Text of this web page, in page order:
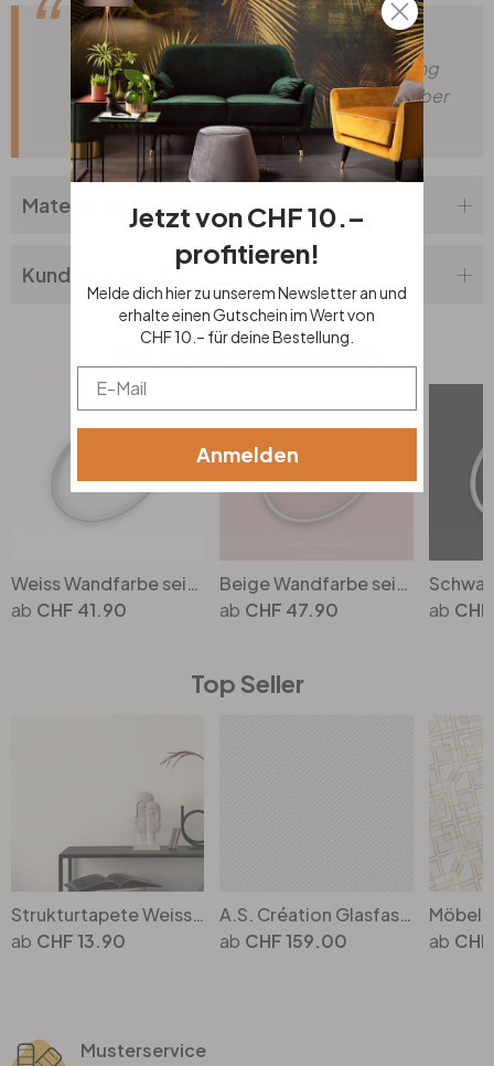
Dein Wunsch? Unser Service! Nicht die
passende Grösse, Schriftart oder Verzierung
dabei? Teile uns deine Wünsche einfach über
unserAnfrageformular mit.
Materialbeschreibung
Kundenbewertung
Passende Wandfarben
Weiss Wandfarbe seidenmatt I Melting Marshmellow | helle, cleane Atmosphäre schaffend | THE COLOR KITCHEN
CHF 41.90
Beige Wandfarbe seidenmatt I Sweet Strawberry | Raum öffnend und beruhigend | THE COLOR KITCHEN
CHF 47.90
Top Seller
Strukturtapete Weiss überstreichbare Tapete Papier mit Struktur
CHF 13.90
A.S. Création Glasfasertapete stoss- und kratzfest weiss, überstreichbar
CHF 159.00
Musterservice
Jetzt von CHF 10.–
profitieren!
Melde dich hier zu unserem Newsletter an und
erhalte einen Gutschein im Wert von
CHF 10.– für deine Bestellung.
Email
Anmelden